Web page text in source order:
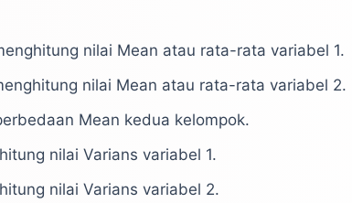
nilai Mean atau rata-rata variabel 1.
nilai Mean atau rata-rata variabel 2.
Mean kedua kelompok.
nilai Varians variabel 1.
nilai Varians variabel 2.